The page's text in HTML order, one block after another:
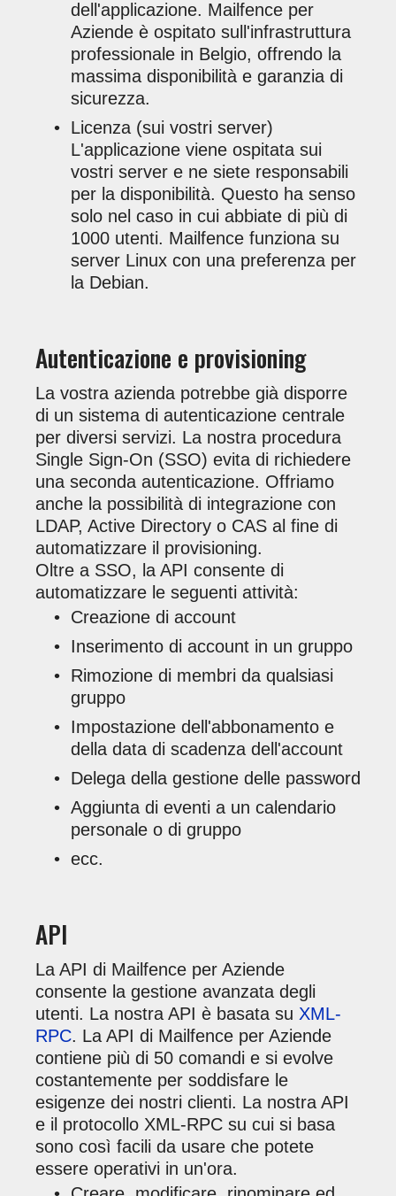
dell'applicazione. Mailfence per
Aziende è ospitato sull'infrastruttura
professionale in Belgio, offrendo la
massima disponibilità e garanzia di
sicurezza.
Licenza (sui vostri server)
L'applicazione viene ospitata sui
vostri server e ne siete responsabili
per la disponibilità. Questo ha senso
solo nel caso in cui abbiate di più di
1000 utenti. Mailfence funziona su
server Linux con una preferenza per
la Debian.
Autenticazione e provisioning
La vostra azienda potrebbe già disporre
di un sistema di autenticazione centrale
per diversi servizi. La nostra procedura
Single Sign-On (SSO) evita di richiedere
una seconda autenticazione. Offriamo
anche la possibilità di integrazione con
LDAP, Active Directory o CAS al fine di
automatizzare il provisioning.
Oltre a SSO, la API consente di
automatizzare le seguenti attività:
Creazione di account
Inserimento di account in un gruppo
Rimozione di membri da qualsiasi
gruppo
Impostazione dell'abbonamento e
della data di scadenza dell'account
Delega della gestione delle password
Aggiunta di eventi a un calendario
personale o di gruppo
ecc.
API
La API di Mailfence per Aziende
consente la gestione avanzata degli
utenti. La nostra API è basata su XML-
RPC. La API di Mailfence per Aziende
contiene più di 50 comandi e si evolve
costantemente per soddisfare le
esigenze dei nostri clienti. La nostra API
e il protocollo XML-RPC su cui si basa
sono così facili da usare che potete
essere operativi in un'ora.